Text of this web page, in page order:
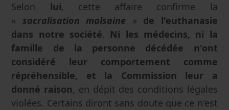
Selon lui, cette affaire confirme la
« sacralisation malsaine » de l'euthanasie
dans notre société. Ni les médecins, ni la
famille de la personne décédée n'ont
considéré leur comportement comme
répréhensible, et la Commission leur a
donné raison, en dépit des conditions légales
violées. Certains diront sans doute que ce n'est